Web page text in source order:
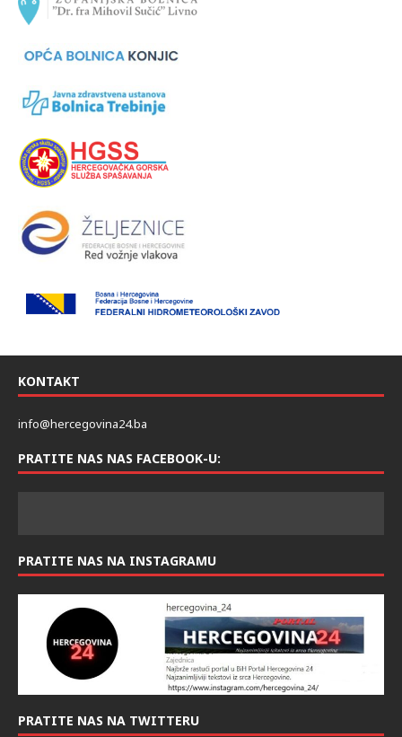
KONTAKT
info@hercegovina24.ba
PRATITE NAS NAS FACEBOOK-U:
PRATITE NAS NA INSTAGRAMU
PRATITE NAS NA TWITTERU